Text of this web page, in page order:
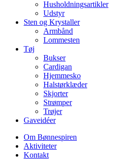
Husholdningsartikler
Udstyr
Sten og Krystaller
Armbånd
Lommesten
Tøj
Bukser
Cardigan
Hjemmesko
Halstørklæder
Skjorter
Strømper
Trøjer
Gaveidéer
Om Bønnespiren
Aktiviteter
Kontakt